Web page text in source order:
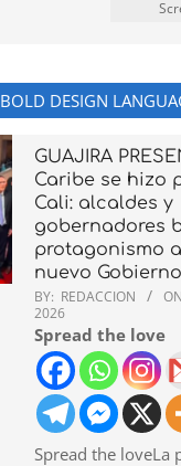
BOLD DESIGN
GUAJIRA
Caribe se hizo
Cali: alcaldes y
gobernadores
protagonismo
nuevo Gobierno
BY: REDACCION
2026
Spread the love
Spread the loveLa